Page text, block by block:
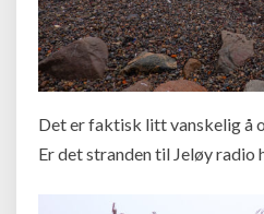
Det er faktisk litt vanskelig å
Er det stranden til Jeløy radio